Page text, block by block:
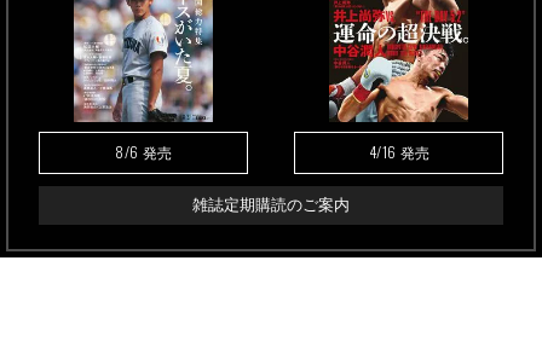
8/6 発売 4/16 発売
雑誌定期購読のご案内